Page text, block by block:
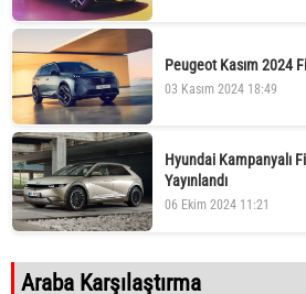
Peugeot Kasım 2024
03 Kasım 2024 18:49
Hyundai Kampanyalı
Yayınlandı
06 Ekim 2024 11:21
Araba Karşılaştırma